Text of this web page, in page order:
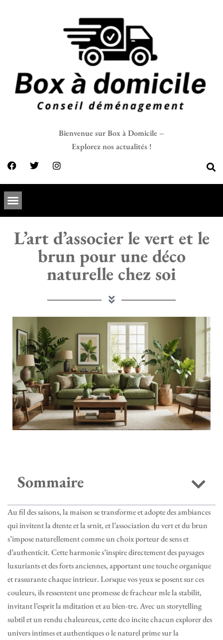
Bienvenue sur Box à Domicile –
Explorez nos actualités !
L’art d’associer le vert et le
brun pour une déco
naturelle chez soi
Sommaire
Au fil des saisons, la maison se transforme et adopte des ambiances
qui invitent la dtente et la srnit, et l’association du vert et du brun
s’impose naturellement comme un choix porteur de sens et
d’authenticit. Cette harmonie s’inspire directement des paysages
luxuriants et des forts anciennes, apportant une touche organique
et rassurante chaque intrieur. Lorsque vos yeux se posent sur ces
couleurs, ils ressentent une promesse de fracheur mle la stabilit,
invitant l’esprit la mditation et au bien-tre. Avec un storytelling
subtil et un rendu chaleureux, cette dco incite chacun explorer des
univers intimes et authentiques o le naturel prime sur la